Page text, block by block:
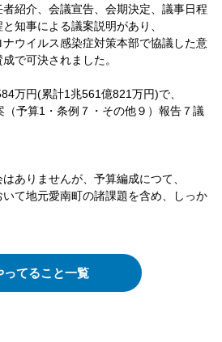
紹介、会議宣告、会期決定、議事日程
知事による議案説明があり、
ウイルス感染症対策本部で協議した意
で可決されました。
万円(累計1兆561億821万円)で、
予算1・条例７・その他９）報告７議
ありませんが、予算編成につて、
て地元愛南町の諸課題を含め、しっか
ってること一覧